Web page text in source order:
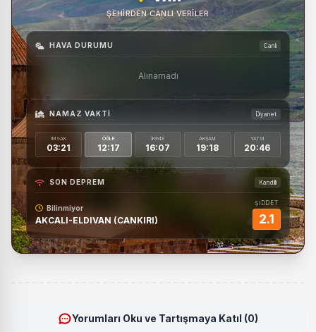
ŞEHIRDEN CANLI VERILER
HAVA DURUMU Canlı
Alınamadı
NAMAZ VAKTI Diyanet
İMSAK
03:21
ÖĞLE
12:17
İKINDI
16:07
AKŞAM
19:18
YATSI
20:46
SON DEPREM Kandilli
Bilinmiyor
AKCALI-ELDIVAN (CANKIRI)
ŞİDDET
2.1
Yorumları Oku ve Tartışmaya Katıl (0)